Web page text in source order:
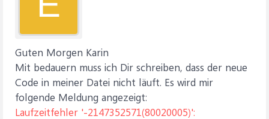
Guten Morgen Karin
Mit bedauern muss ich Dir schreiben, dass der neue
Code in meiner Datei nicht läuft. Es wird mir
folgende Meldung angezeigt:
Laufzeitfehler '-2147352571(80020005)':